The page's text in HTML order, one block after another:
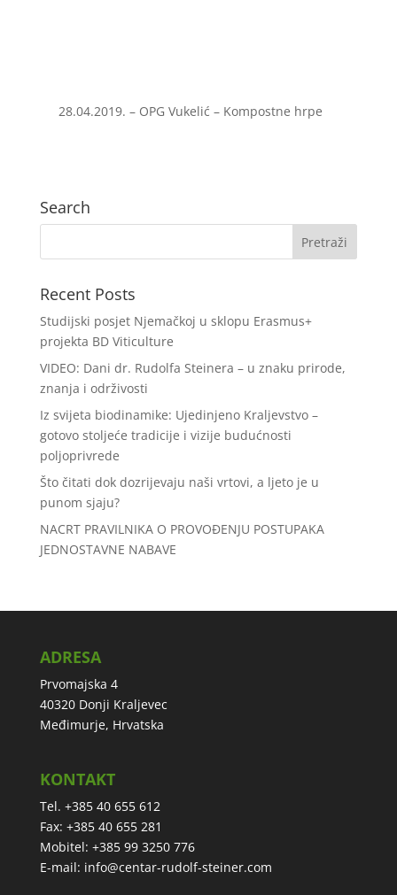
28.04.2019. – OPG Vukelić – Kompostne hrpe
Search
Recent Posts
Studijski posjet Njemačkoj u sklopu Erasmus+
projekta BD Viticulture
VIDEO: Dani dr. Rudolfa Steinera – u znaku prirode,
znanja i održivosti
Iz svijeta biodinamike: Ujedinjeno Kraljevstvo –
gotovo stoljeće tradicije i vizije budućnosti
poljoprivrede
Što čitati dok dozrijevaju naši vrtovi, a ljeto je u
punom sjaju?
NACRT PRAVILNIKA O PROVOĐENJU POSTUPAKA
JEDNOSTAVNE NABAVE
ADRESA
Prvomajska 4
40320 Donji Kraljevec
Međimurje, Hrvatska
KONTAKT
Tel. +385 40 655 612
Fax: +385 40 655 281
Mobitel: +385 99 3250 776
E-mail: info@centar-rudolf-steiner.com